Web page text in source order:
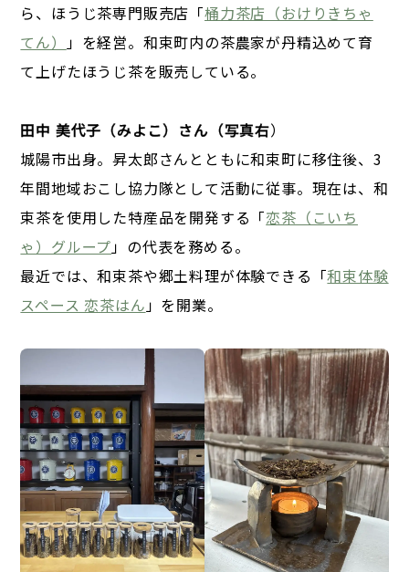
ら、ほうじ茶専門販売店「桶力茶店（おけりきちゃ
てん）
」を経営。和束町内の茶農家が丹精込めて育
て上げたほうじ茶を販売している。
田中 美代子（みよこ）さん（写真右）
城陽市出身。昇太郎さんとともに和束町に移住後、3
年間地域おこし協力隊として活動に従事。現在は、和
束茶を使用した特産品を開発する「恋茶（こいち
ゃ）グループ 」の代表を務める。
最近では、和束茶や郷土料理が体験できる「和束体験
スペース 恋茶はん 」を開業。